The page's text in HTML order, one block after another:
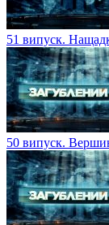
51 випуск.
50 випуск.